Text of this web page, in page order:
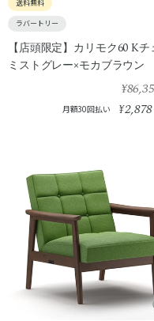
送料無料
ラバートリー
【店頭限定】カリモク60 Kチ
ミストグレー×モカブラウン
月額30回払い ¥2,878